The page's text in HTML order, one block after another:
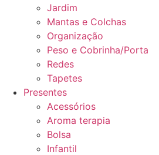
Jardim
Mantas e Colchas
Organização
Peso e Cobrinha/Porta
Redes
Tapetes
Presentes
Acessórios
Aroma terapia
Bolsa
Infantil